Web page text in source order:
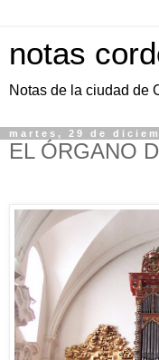
notas
Notas de la ciudad de
martes, 29 de
EL ÓRGANO